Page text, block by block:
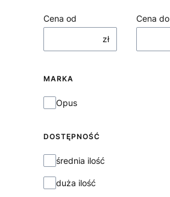
Cena od
zł
Cena do
MARKA
Marka
Opus
DOSTĘPNOŚĆ
Dostępność
średnia ilość
duża ilość